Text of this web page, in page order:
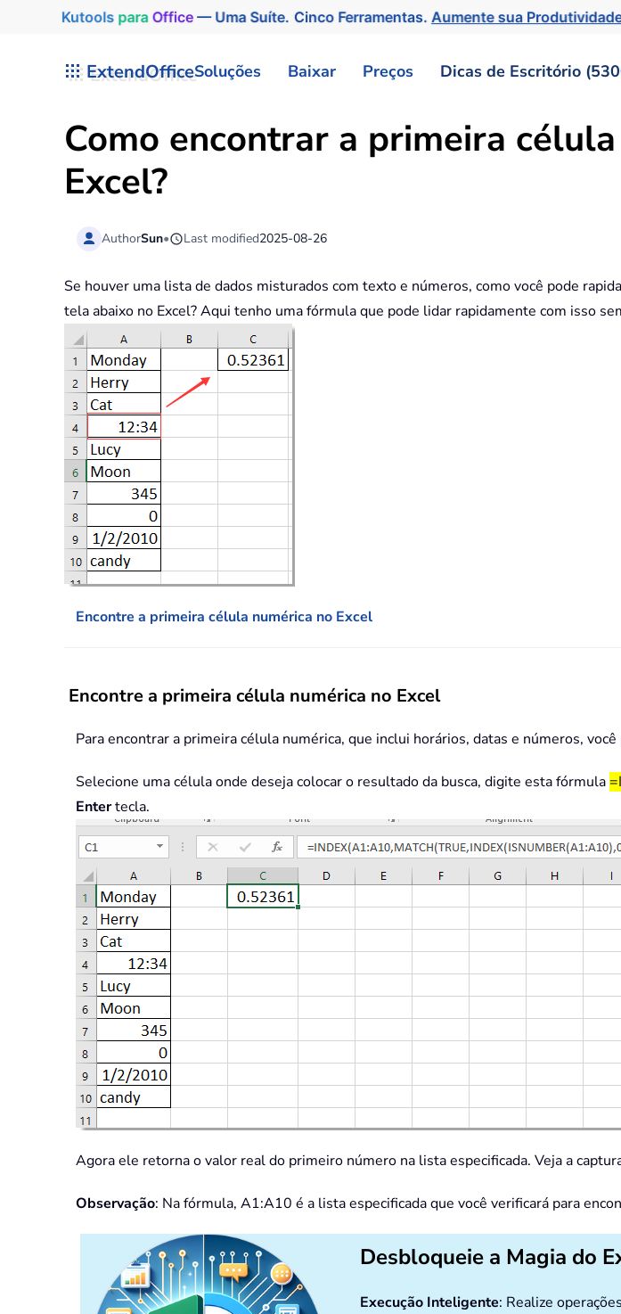
Kutoolspara Office— Uma Suíte. Cinco Ferramentas.Aumente sua
ExtendOfficeSoluções Baixar Preços Dicas de Escritório
Como encontrar a primeira
Excel?
AuthorSun• Last modified2025-08-26
Se houver uma lista de dados misturados com texto e números, como você pode
tela abaixo no Excel? Aqui tenho uma fórmula que pode lidar rapidamente com isso
Encontre a primeira célula numérica no Excel
Encontre a primeira célula numérica no Excel
Para encontrar a primeira célula numérica, que inclui horários, datas e números,
Selecione uma célula onde deseja colocar o resultado da busca, digite esta fórmula
Entertecla.
Agora ele retorna o valor real do primeiro número na lista especificada. Veja a
Observação: Na fórmula, A1:A10 é a lista especificada que você verificará para
Desbloqueie a Magia do
Execução Inteligente: Realize